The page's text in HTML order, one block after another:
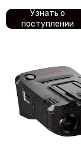
Узнать о
поступлении